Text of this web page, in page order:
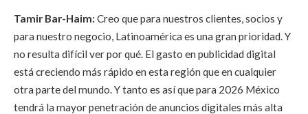
Tamir Bar-Haim: Creo que para nuestros clientes, socios y
para nuestro negocio, Latinoamérica es una gran prioridad. Y
no resulta difícil ver por qué. El gasto en publicidad digital
está creciendo más rápido en esta región que en cualquier
otra parte del mundo. Y tanto es así que para 2026 México
tendrá la mayor penetración de anuncios digitales más alta